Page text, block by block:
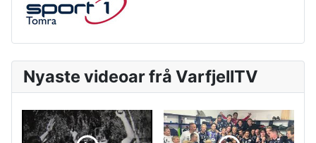
Nyaste videoar frå VarfjellTV